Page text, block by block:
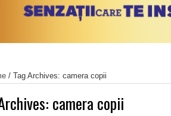
/ Tag Archives: camera copii
camera copii